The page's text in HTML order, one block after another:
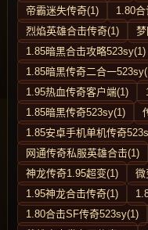
帝霸迷失传奇(1)
1.80
烈焰英雄合击传奇(1)
1.85暗黑合击攻略523sy(1)
1.85暗黑传奇二合一
1.95热血传奇客户端(1)
1.85暗黑传奇523sy(1)
1.85安卓手机单机传奇
网通传奇私服英雄合击(1)
神龙传奇1.95超变(1)
微
1.95神龙合击传奇(1)
1.80合击SF传奇523sy(1)